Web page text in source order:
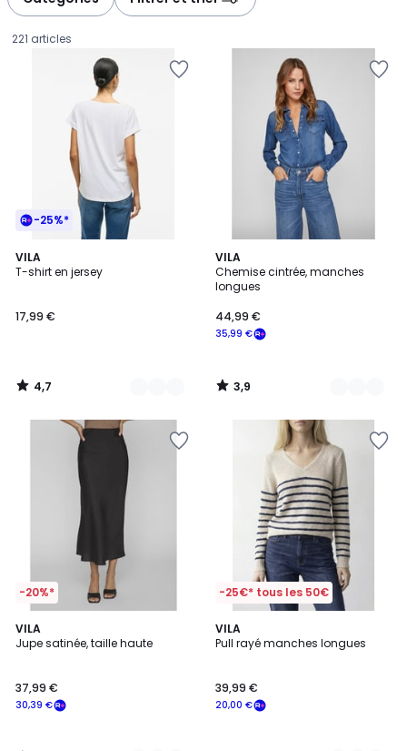
221 articles
-25%*
VILA
T-shirt en jersey
€.
17,99 €
4,7
/ 5
6
Couleurs
4,7
/
VILA
Chemise cintrée, manches
longues
35,99 €
44,99 €
3,9
/ 5
2
Couleurs
3,9
/
-20%*
VILA
Jupe satinée, taille haute
30,39 €
37,99 €
3,8
/ 5
2
Couleurs
-25€* tous les 50€
VILA
Pull rayé manches longues
20,00 €
39,99 €
3
Couleurs